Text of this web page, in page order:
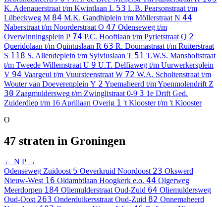
K. Adenauerstraat t/m Kwintlaan L 53 L.B. Pearsonstraat t/m
Lübeckweg M 84 M.K. Gandhiplein t/m Möllerstraat N 44
Naberstraat t/m Noorderstraat O 47 Odenseweg t/m
Overwinningsplein P 74 P.C. Hooftlaan t/m Pyrietstraat Q 2
Queridolaan t/m Quintuslaan R 63 R. Doumastraat t/m Ruiterstraat
S 118 S. Allendeplein t/m Sylviuslaan T 51 T.W.S. Mansholtstraat
t/m Tweede Willemstraat U 9 U.T. Delfiaweg t/m Uurwerkersplein
V 94 Vaargeul t/m Vuursteenstraat W 72 W.A. Scholtenstraat t/m
Wouter van Doeverenplein Y 2 Ypemaheerd t/m Ypenmolendrift Z
30 Zaagmuldersweg t/m Zwinglistraat 0-9 3 1e Drift Ged.
Zuiderdiep t/m 16 Aprillaan Overig 1 't Klooster t/m 't Klooster
O
47 straten in Groningen
← N P →
Odenseweg Zuidoost 5 Oeverkruid Noordoost 23 Okswerd
Nieuw-West 16 Oldambtlaan Hoogkerk e.o. 44 Olgerweg
Meerdorpen 184 Oliemulderstraat Oud-Zuid 64 Oliemuldersweg
Oud-Oost 263 Onderduikersstraat Oud-Zuid 82 Onnemaheerd